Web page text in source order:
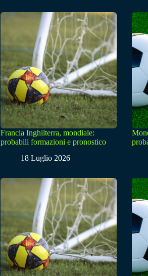
Francia Inghilterra, mondiale:
probabili formazioni e pronostico
18 Luglio 2026